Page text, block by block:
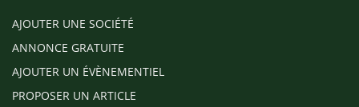
AJOUTER UNE SOCIÉTÉ
ANNONCE GRATUITE
AJOUTER UN ÉVÈNEMENTIEL
PROPOSER UN ARTICLE